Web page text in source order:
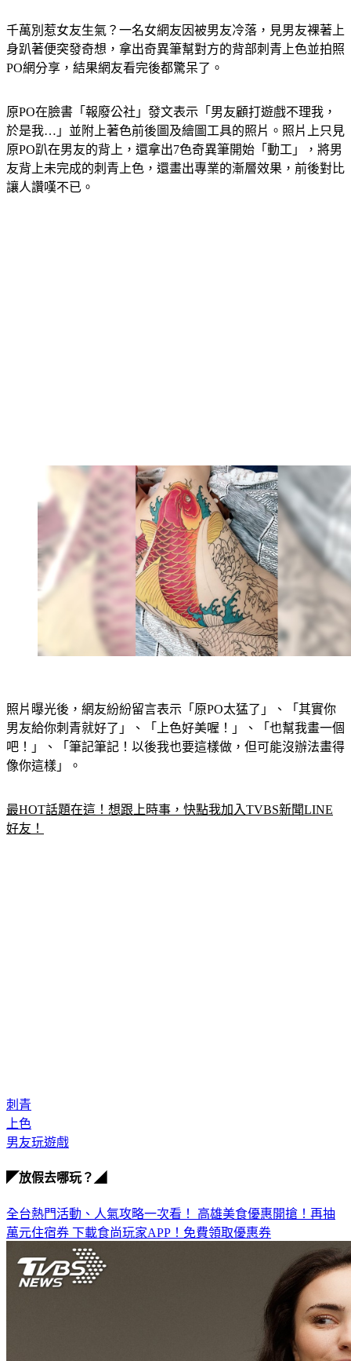
千萬別惹女友生氣？一名女網友因被男友冷落，見男友裸著上
身趴著便突發奇想，拿出奇異筆幫對方的背部刺青上色並拍照
PO網分享，結果網友看完後都驚呆了。
原PO在臉書「報廢公社」發文表示「男友顧打遊戲不理我，
於是我…」並附上著色前後圖及繪圖工具的照片。照片上只見
原PO趴在男友的背上，還拿出7色奇異筆開始「動工」，將男
友背上未完成的刺青上色，還畫出專業的漸層效果，前後對比
讓人讚嘆不已。
照片曝光後，網友紛紛留言表示「原PO太猛了」、「其實你
男友給你刺青就好了」、「上色好美喔！」、「也幫我畫一個
吧！」、「筆記筆記！以後我也要這樣做，但可能沒辦法畫得
像你這樣」。
最HOT話題在這！想跟上時事，快點我加入TVBS新聞LINE
好友！
刺青
上色
男友玩遊戲
◤放假去哪玩？◢
全台熱門活動、人氣攻略一次看！ 高雄美食優惠開搶！再抽
萬元住宿券 下載食尚玩家APP！免費領取優惠券